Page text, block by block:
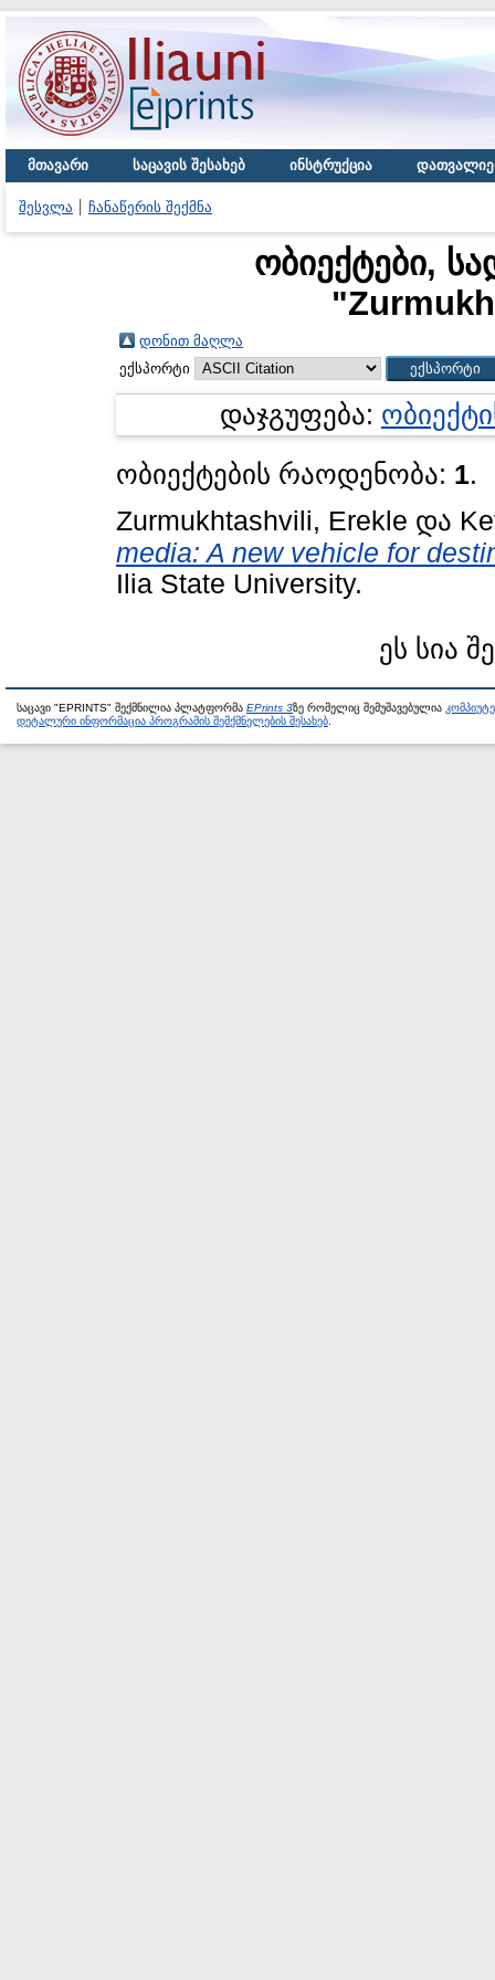
მთავარი საცავის შესახებ ინსტრუქცია
შესვლა ჩანაწერის შექმნა
ობიექტები,
"
დონით მაღლა
ექსპორტი
დაჯგუფება:
ობიექტების რაოდენობა: 1.
Zurmukhtashvili, Erekle და
media: A new vehicle for
Ilia State University.
ეს სია
საცავი "EPRINTS" შექმნილია პლატფორმა EPrints 3ზე რომელიც შემუშავებულია
დეტალური ინფორმაცია პროგრამის შემქმნელების შესახებ